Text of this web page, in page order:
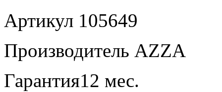
Артикул 105649
Производитель AZZA
Гарантия12 мес.